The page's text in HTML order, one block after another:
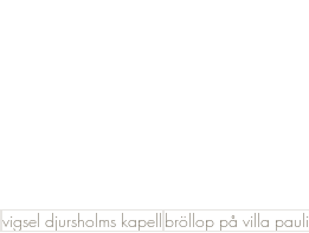
vigsel djursholms kapell bröllop på villa pauli